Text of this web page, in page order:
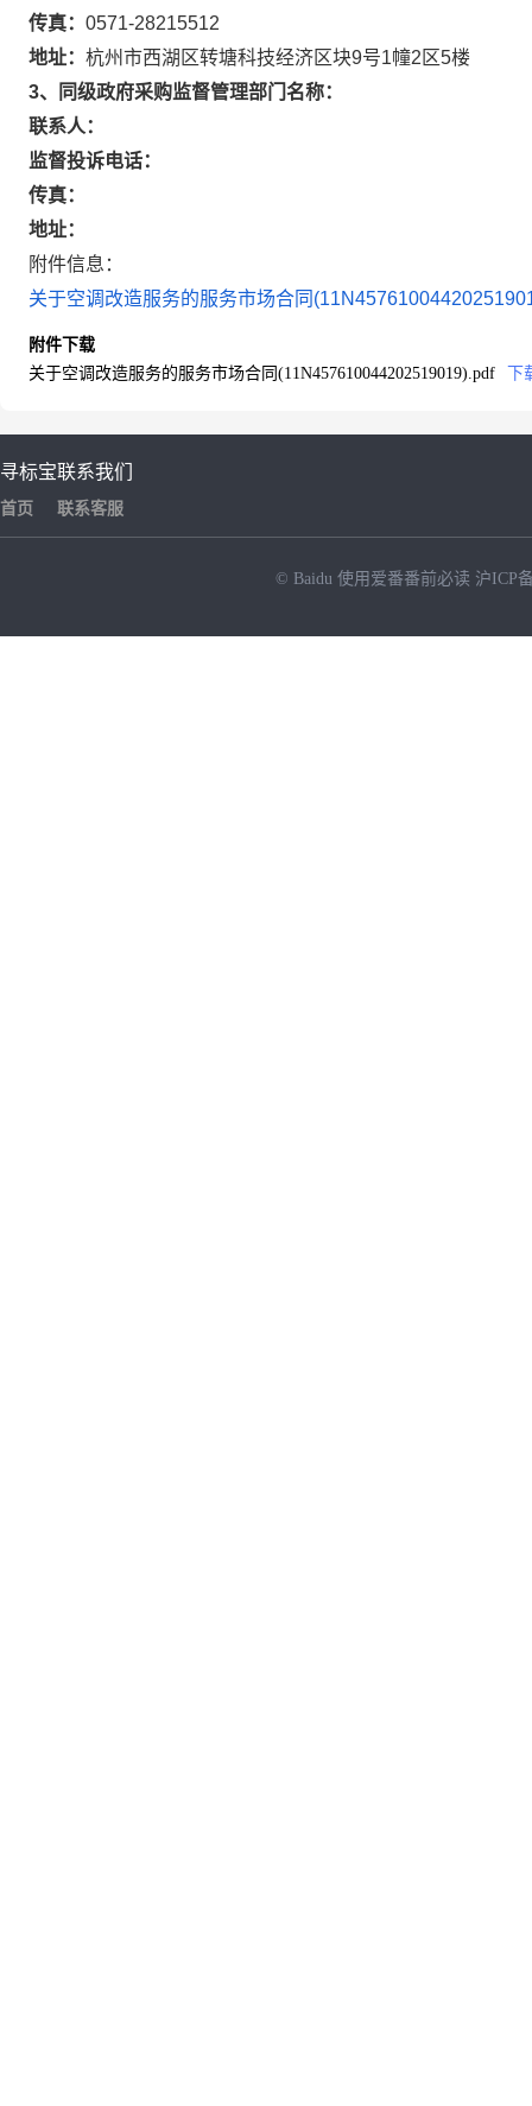
传真： 0571-28215512
地址： 杭州市西湖区转塘科技经济区块9号1幢2区5楼
3、同级政府采购监督管理部门名称：
联系人：
监督投诉电话：
传真：
地址：
附件信息：
关于空调改造服务的服务市场合同
附件下载
关于空调改造服务的服务市场合同(11N457610044202519019).pdf
下
寻标宝
首页
联系我们
联系客服
© Baidu 使用爱番番前必读 沪ICP